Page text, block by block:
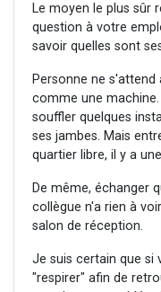
Le moyen le plus sûr
question à votre
savoir quelles sont
Personne ne s'attend
comme une
souffler quelques
ses jambes. Mais
quartier libre, il y a
De même, échanger
collègue n'a rien à
salon de réception.
Je suis certain que si
"respirer" afin de